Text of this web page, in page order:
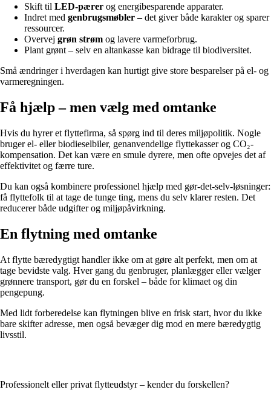
Skift til LED-pærer og energibesparende apparater.
Indret med genbrugsmøbler – det giver både karakter og sparer
ressourcer.
Overvej grøn strøm og lavere varmeforbrug.
Plant grønt – selv en altankasse kan bidrage til biodiversitet.
Små ændringer i hverdagen kan hurtigt give store besparelser på el- og
varmeregningen.
Få hjælp – men vælg med omtanke
Hvis du hyrer et flyttefirma, så spørg ind til deres miljøpolitik. Nogle
bruger el- eller biodieselbiler, genanvendelige flyttekasser og CO₂-
kompensation. Det kan være en smule dyrere, men ofte opvejes det af
effektivitet og færre ture.
Du kan også kombinere professionel hjælp med gør-det-selv-løsninger:
få flyttefolk til at tage de tunge ting, mens du selv klarer resten. Det
reducerer både udgifter og miljøpåvirkning.
En flytning med omtanke
At flytte bæredygtigt handler ikke om at gøre alt perfekt, men om at
tage bevidste valg. Hver gang du genbruger, planlægger eller vælger
grønnere transport, gør du en forskel – både for klimaet og din
pengepung.
Med lidt forberedelse kan flytningen blive en frisk start, hvor du ikke
bare skifter adresse, men også bevæger dig mod en mere bæredygtig
livsstil.
Professionelt eller privat flytteudstyr – kender du forskellen?